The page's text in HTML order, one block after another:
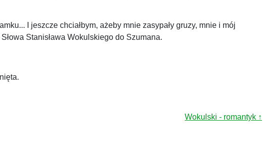
I jeszcze chciałbym, ażeby mnie zasypały gruzy, mnie i mój
Stanisława Wokulskiego do Szumana.
Wokulski - romantyk ↑